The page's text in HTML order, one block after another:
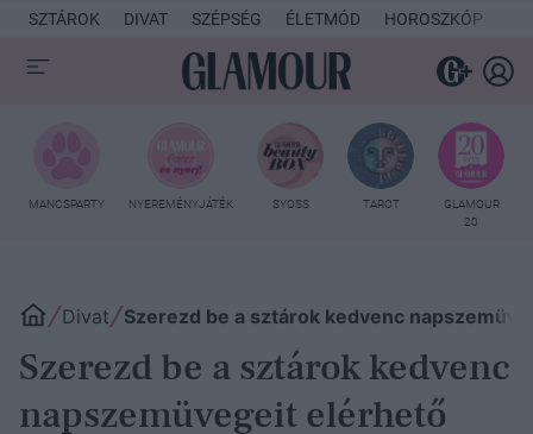
SZTÁROK DIVAT SZÉPSÉG ÉLETMÓD HOROSZKÓP
MANCSPARTY NYEREMÉNYJÁTÉK SYOSS TAROT
GLAMOUR
20
Divat Szerezd be a sztárok kedvenc
Szerezd be a sztárok kedvenc
napszemüvegeit elérhető